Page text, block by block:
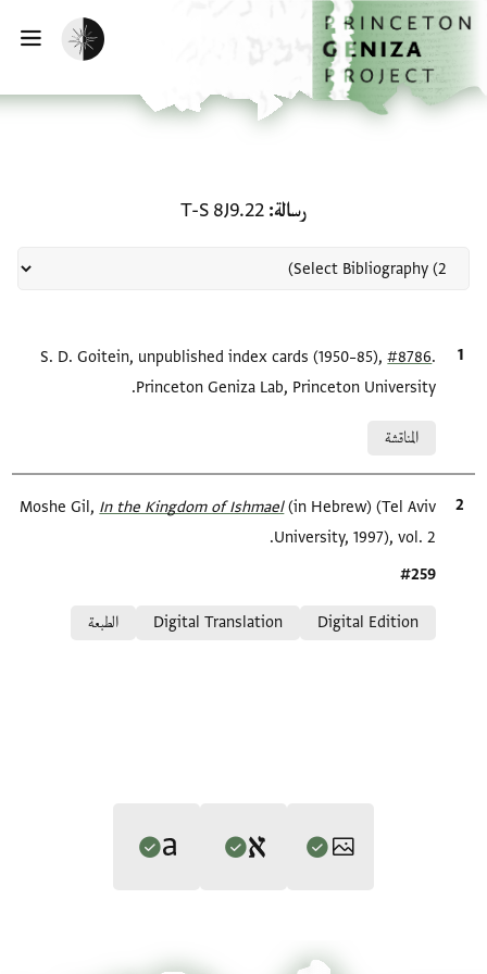
إلى المحتوى الرئيسي
الرئيسية
تفعيل الوضع المظلم
رسالة T-S 8J9.22
الاقتباس المرجعيS. D. Goitein, unpublished index cards (1950–85),#8786
Princeton Geniza Lab, Princeton University.
المناقشة
الاقتباس المرجعي Moshe Gil,In the Kingdom of Ishmael‎(in Hebrew) (Tel Aviv
University, 1997), vol. 2.
Location in source
#259
Digital Edition
Digital Translation الطبعة
In the Kingdom of Ishmael‎